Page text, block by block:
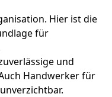
Hier ist die
für
und
Handwerker für